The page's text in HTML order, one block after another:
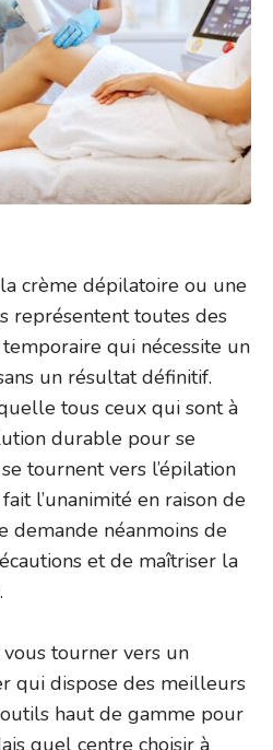
crème dépilatoire ou une
représentent toutes des
qui nécessite un
un résultat définitif.
tous ceux qui sont à
durable pour se
tournent vers l’épilation
l’unanimité en raison de
demande néanmoins de
et de maîtriser la
tourner vers un
qui dispose des meilleurs
haut de gamme pour